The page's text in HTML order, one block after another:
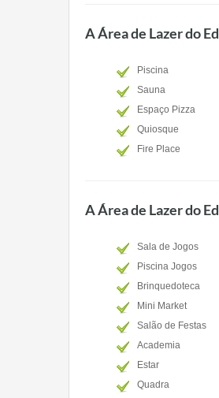
A Área de Lazer do
Piscina
Sauna
Espaço Pizza
Quiosque
Fire Place
A Área de Lazer do
Sala de Jogos
Piscina Jogos
Brinquedoteca
Mini Market
Salão de Festas
Academia
Estar
Quadra